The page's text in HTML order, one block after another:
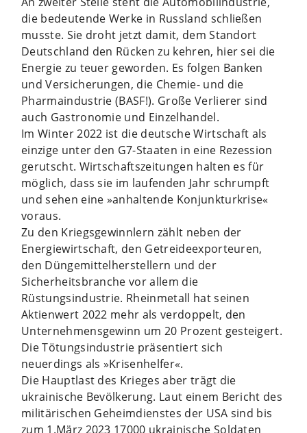
die bedeutende Werke in Russland schließen
musste. Sie droht jetzt damit, dem Standort
Deutschland den Rücken zu kehren, hier sei die
Energie zu teuer geworden. Es folgen Banken
und Versicherungen, die Chemie- und die
Pharmaindustrie (BASF!). Große Verlierer sind
auch Gastronomie und Einzelhandel.
Im Winter 2022 ist die deutsche Wirtschaft als
einzige unter den G7-Staaten in eine Rezession
gerutscht. Wirtschaftszeitungen halten es für
möglich, dass sie im laufenden Jahr schrumpft
und sehen eine »anhaltende Konjunkturkrise«
voraus.
Zu den Kriegsgewinnlern zählt neben der
Energiewirtschaft, den Getreideexporteuren,
den Düngemittelherstellern und der
Sicherheitsbranche vor allem die
Rüstungsindustrie. Rheinmetall hat seinen
Aktienwert 2022 mehr als verdoppelt, den
Unternehmensgewinn um 20 Prozent gesteigert.
Die Tötungsindustrie präsentiert sich
neuerdings als »Krisenhelfer«.
Die Hauptlast des Krieges aber trägt die
ukrainische Bevölkerung. Laut einem Bericht des
militärischen Geheimdienstes der USA sind bis
zum 1.März 2023 17000 ukrainische Soldaten